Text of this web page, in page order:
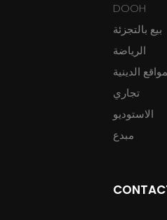
DOOH
بيع بالتجزئة
الرياضة
الدينية
تجاري
الاستوديو
مبدع